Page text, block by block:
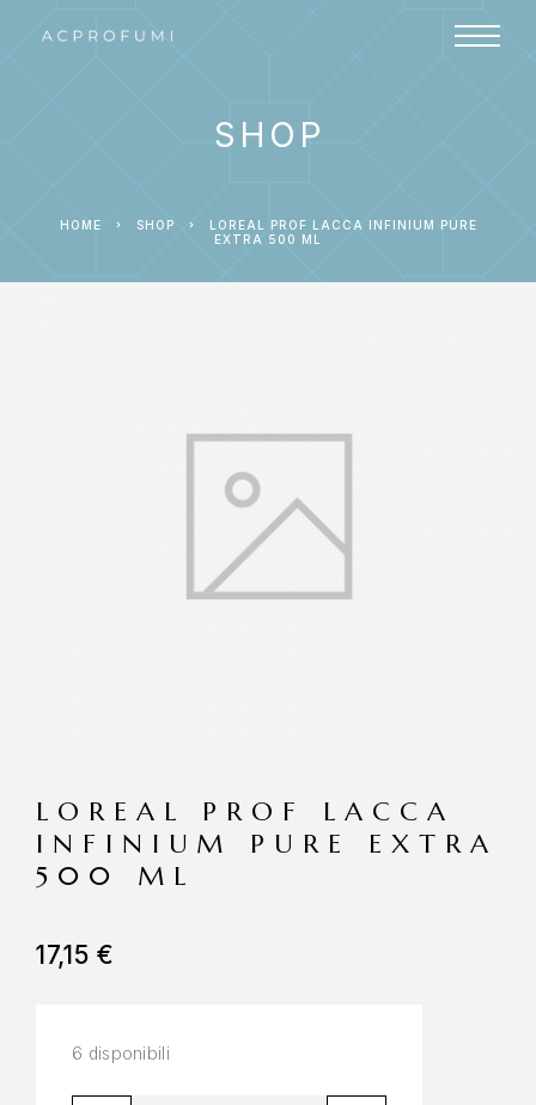
SHOP
HOME SHOP
LOREAL PROF LACCA INFINIUM PURE
EXTRA 500 ML
LOREAL PROF LACCA
INFINIUM PURE EXTRA
500 ML
17,15 €
6 disponibili